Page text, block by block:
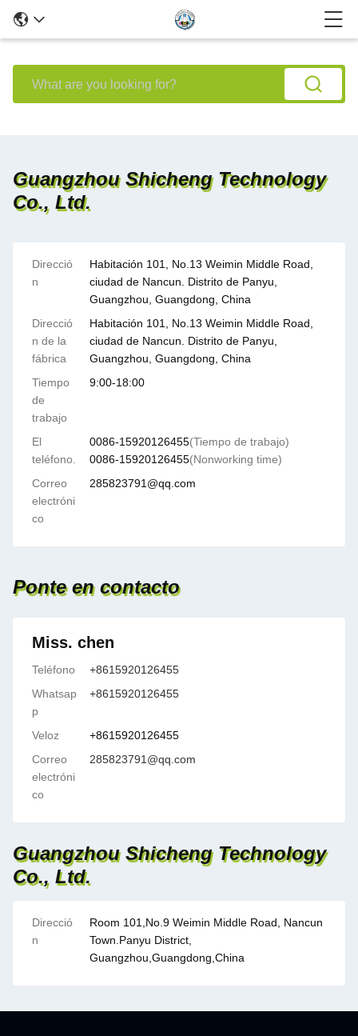
Guangzhou Shicheng Technology
Co., Ltd.
Direcció
n
Habitación 101, No.13 Weimin Middle Road,
ciudad de Nancun. Distrito de Panyu,
Guangzhou, Guangdong, China
Direcció
n de la
fábrica
Habitación 101, No.13 Weimin Middle Road,
ciudad de Nancun. Distrito de Panyu,
Guangzhou, Guangdong, China
Tiempo
de
trabajo
9:00-18:00
El
teléfono.
0086-15920126455(Tiempo de trabajo)
0086-15920126455(Nonworking time)
Correo
electróni
co
285823791@qq.com
Ponte en contacto
Miss. chen
Teléfono
+8615920126455
Whatsap
p
+8615920126455
Veloz
+8615920126455
Correo
electróni
co
285823791@qq.com
Guangzhou Shicheng Technology
Co., Ltd.
Direcció
n
Room 101,No.9 Weimin Middle Road, Nancun
Town.Panyu District,
Guangzhou,Guangdong,China